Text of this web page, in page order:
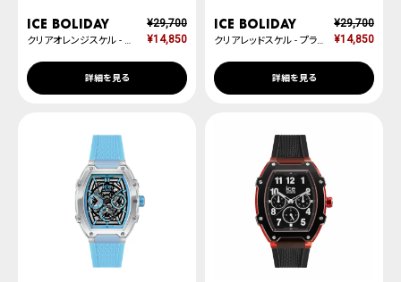
ICE boliday
クリアオレンジスケル - プラスチック - ミディアム - MT
¥29,700
¥14,850
詳細を見る
ICE boliday
クリアレッドスケル - プラスチック - ミディアム - MT
¥29,700
¥14,850
詳細を見る